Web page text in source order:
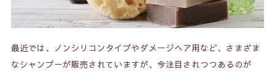
最近では、ノンシリコンタイプやダメージヘア用など、さまざま
なシャンプーが販売されていますが、今注目されつつあるのが